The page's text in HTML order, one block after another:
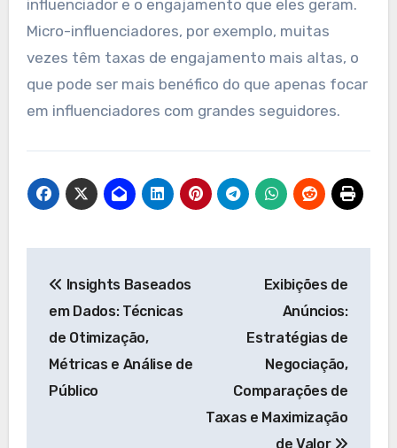
forma autêntica. Escolher influenciadores que
se alinhem com os valores da sua marca é
fundamental para uma parceria bem-sucedida.
Micro-influenciadores, por exemplo, muitas
vezes têm taxas de engajamento mais altas, o
Exibições de